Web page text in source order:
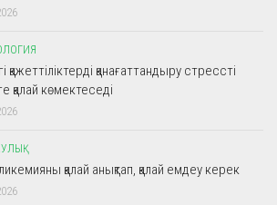
қажеттіліктерді қанағаттандыру стрессті
қалай көмектеседі
қалай анықтап, қалай емдеу керек